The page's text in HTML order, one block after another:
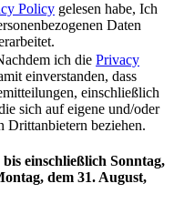
Policy gelesen habe, Ich
Daten
ich die Privacy
einverstanden, dass
einschließlich
sich auf eigene und/oder
Drittanbietern beziehen.
einschließlich Sonntag,
dem 31. August,